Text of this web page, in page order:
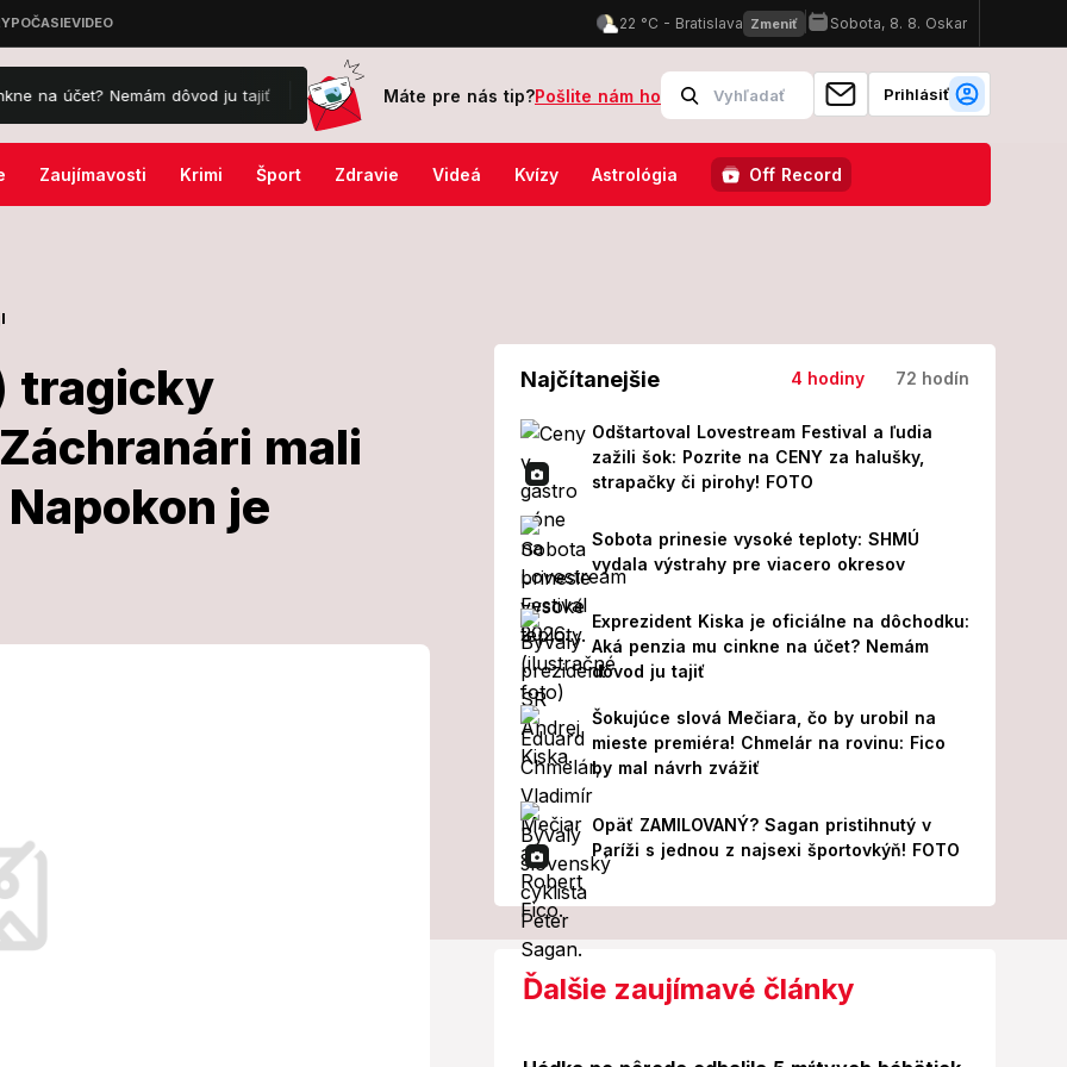
dôvod ju tajiť Veľký sobotný horoskop: Levy zažiaria v spoločnosti, jedno znamenie si musí dať pozor na skryté napätie!
Máte pre nás tip?Pošlite nám ho Prihlásiť
Zaujímavosti Krimi Šport Zdravie Videá Kvízy Astrológia Off Record
tragicky
mali
je
31) tragicky
vyzdvihnúť
Najčítanejšie 4 hodiny 72 hodín
Odštartoval Lovestream Festival a ľudia
zažili šok: Pozrite na CENY za halušky,
strapačky či pirohy! FOTO
Sobota prinesie vysoké teploty: SHMÚ
vydala výstrahy pre viacero okresov
Exprezident Kiska je oficiálne na dôchodku:
Aká penzia mu cinkne na účet? Nemám
dôvod ju tajiť
Šokujúce slová Mečiara, čo by urobil na
mieste premiéra! Chmelár na rovinu: Fico
by mal návrh zvážiť
Opäť ZAMILOVANÝ? Sagan pristihnutý v
Paríži s jednou z najsexi športovkýň! FOTO
Ďalšie zaujímavé články